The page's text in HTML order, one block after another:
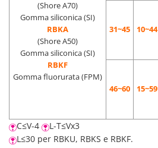
(Shore A70)
Gomma siliconica (SI)
RBKA
(Shore A50)
Gomma siliconica (SI)
RBKF
Gomma fluorurata (FPM)
31~45 10~44
46~60 15~59
C≤V-4
L-T≤Vx3
L≤30 per RBKU, RBKS e RBKF.